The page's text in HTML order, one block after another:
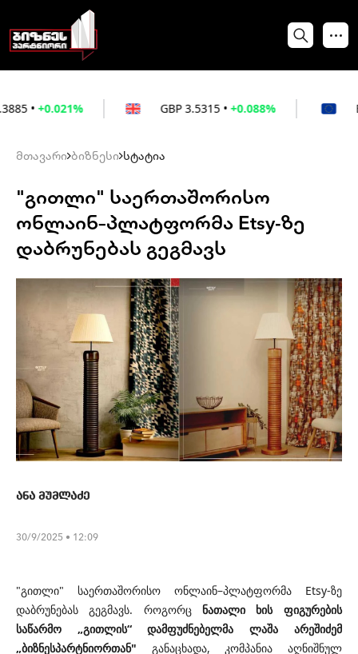
3.5315 +0.088% 3.026
მთავარი ბიზნესი სტატია
"გითლი" საერთაშორისო
ონლაინ–პლატფორმა Etsy-ზე
დაბრუნებას გეგმავს
ანა მუმლაძე
30/9/2025 • 12:09
"გითლი" საერთაშორისო ონლაინ–პლატფორმა Etsy-ზე
დაბრუნებას გეგმავს. როგორცნათალი ხის ფიგურების
საწარმო „გითლის“ დამფუძნებელმა ლაშა არეშიძემ
„ბიზნესპარტნიორთან" განაცხადა, კომპანია აღნიშნულ